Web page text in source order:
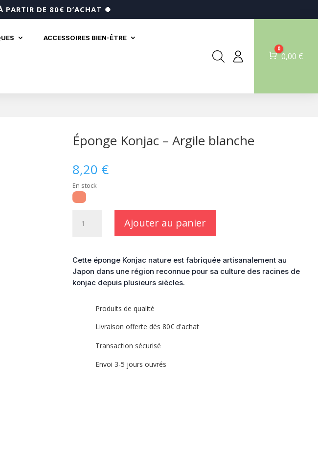
PARTIR DE 80€ D’ACHAT 🍀
ACCESSOIRES BIEN-ÊTRE
Panier
0
0,00 €
Éponge Konjac – Argile blanche
8,20 €
En stock
-
Argile
blanche
Ajouter au panier
Cette éponge Konjac nature est fabriquée artisanalement au
Japon dans une région reconnue pour sa culture des racines de
konjac depuis plusieurs siècles.
Produits de qualité
Livraison offerte dès 80€ d'achat
Transaction sécurisé
Envoi 3-5 jours ouvrés